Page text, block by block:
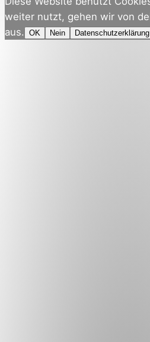
weiter nutzt, gehen wir von
aus.
OK Nein Datenschutzerklärung